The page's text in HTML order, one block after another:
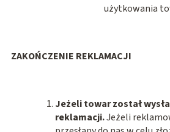
użytkowania
ZAKOŃCZENIE REKLAMACJI
Jeżeli towar został
reklamacji.Jeżeli